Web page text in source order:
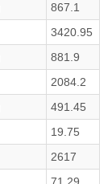
867.1
3420.95
881.9
2084.2
491.45
19.75
2617